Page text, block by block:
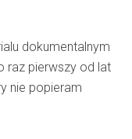
dokumentalnym
raz pierwszy od lat
nie popieram